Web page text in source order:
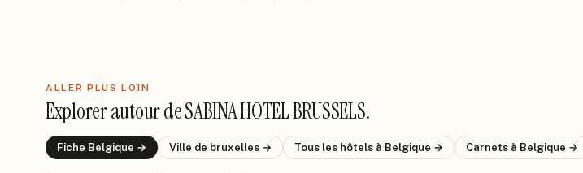
ALLER PLUS LOIN
Explorer autour deSABINA HOTEL BRUSSELS.
Fiche Belgique → Ville de bruxelles → Tous les hôtels à Belgique → Carnets à Belgique →